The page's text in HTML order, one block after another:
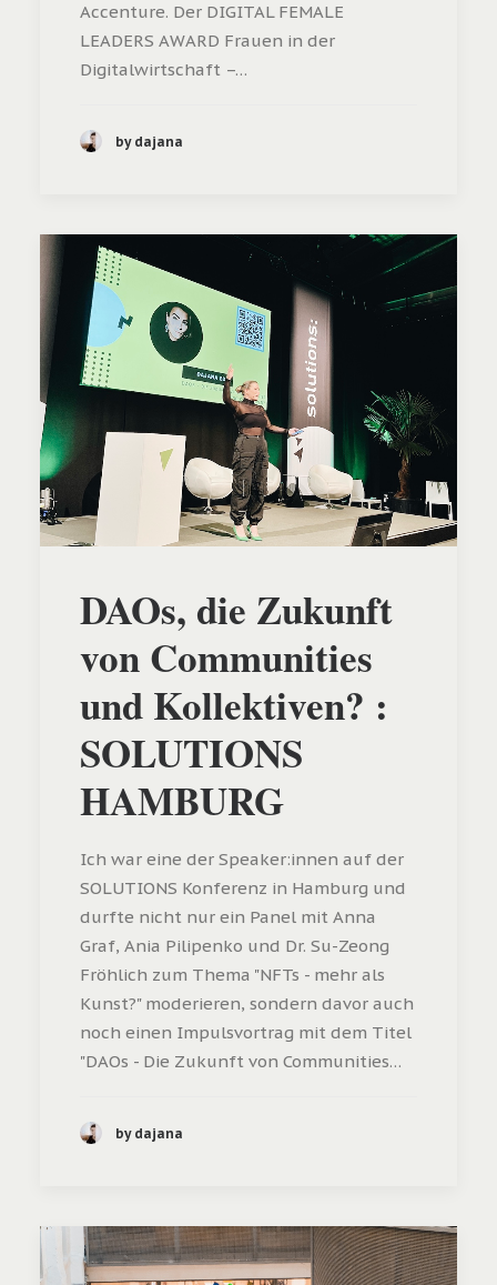
Accenture. Der DIGITAL FEMALE
LEADERS AWARD Frauen in der
Digitalwirtschaft –…
by dajana
DAOs, die Zukunft
von Communities
und Kollektiven? :
SOLUTIONS
HAMBURG
Ich war eine der Speaker:innen auf der
SOLUTIONS Konferenz in Hamburg und
durfte nicht nur ein Panel mit Anna
Graf, Ania Pilipenko und Dr. Su-Zeong
Fröhlich zum Thema "NFTs - mehr als
Kunst?" moderieren, sondern davor auch
noch einen Impulsvortrag mit dem Titel
"DAOs - Die Zukunft von Communities…
by dajana